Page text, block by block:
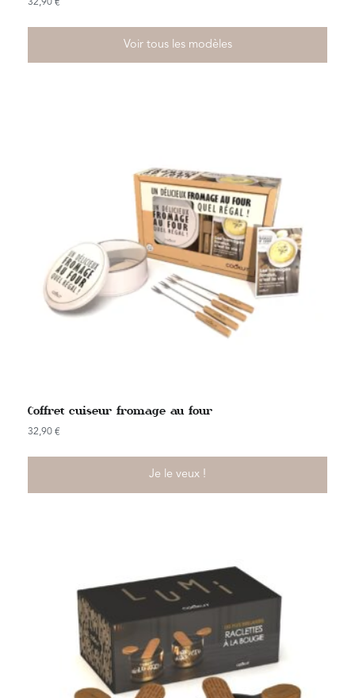
32,90 €
Voir tous les modèles
Coffret cuiseur fromage au four
32,90 €
Je le veux !